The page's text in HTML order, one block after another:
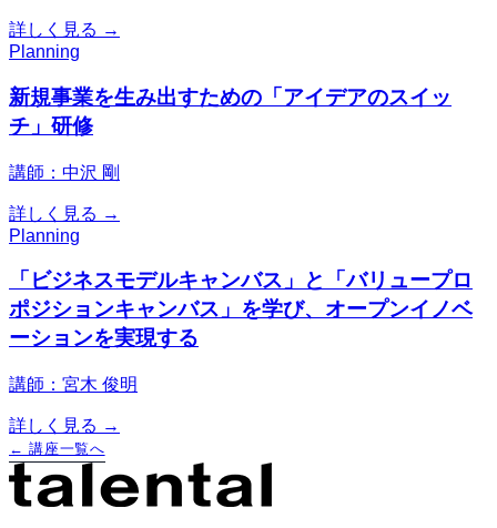
詳しく見る →
Planning
新規事業を生み出すための「アイデアのスイッ
チ」研修
講師：中沢 剛
詳しく見る →
Planning
「ビジネスモデルキャンバス」と「バリュープロ
ポジションキャンバス」を学び、オープンイノベ
ーションを実現する
講師：宮木 俊明
詳しく見る →
← 講座一覧へ